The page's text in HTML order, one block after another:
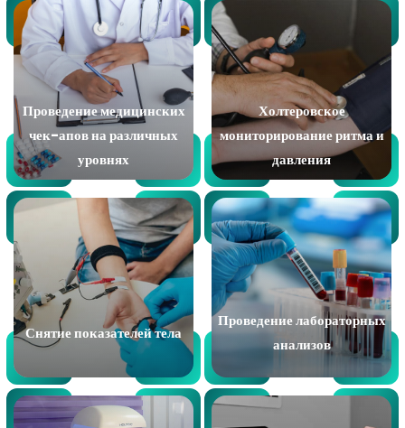
Проведение медицинских
чек-апов на различных
уровнях
Холтеровское
мониторирование ритма и
давления
Снятие показателей тела
Проведение лабораторных
анализов